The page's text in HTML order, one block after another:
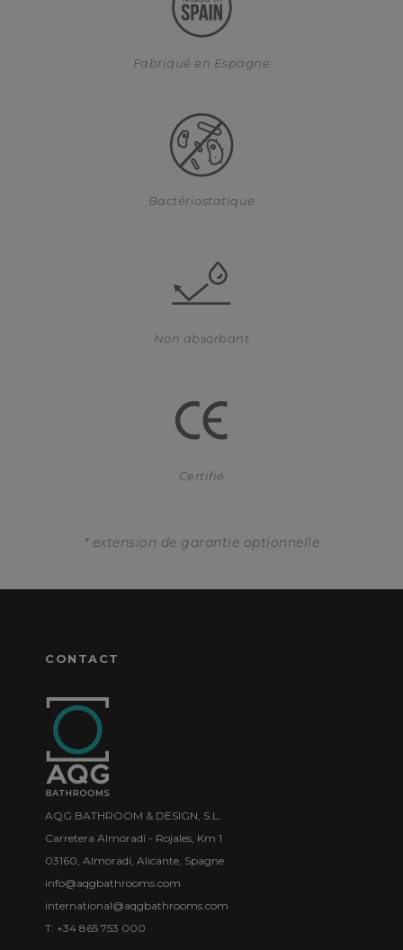
Fabriqué en Espagne
Bactériostatique
Non absorbant
Certifié
* extension de garantie optionnelle
CONTACT
AQG BATHROOM & DESIGN, S.L.
Carretera Almoradí - Rojales, Km 1
03160, Almoradí, Alicante, Spagne
info@aqgbathrooms.com
international@aqgbathrooms.com
T: +34 865 753 000